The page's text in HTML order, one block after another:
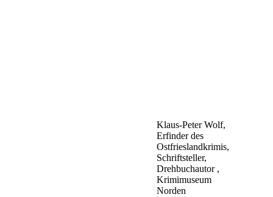
Klaus-Peter Wolf,
Erfinder des
Ostfrieslandkrimis,
Schriftsteller,
Drehbuchautor ,
Krimimuseum
Norden